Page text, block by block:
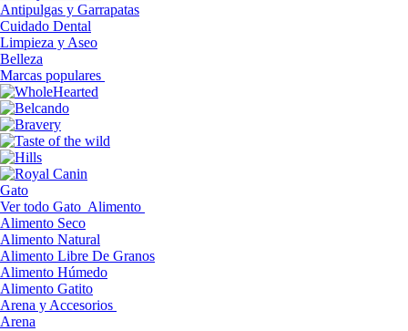
Antipulgas y Garrapatas
Cuidado Dental
Limpieza y Aseo
Belleza
Marcas populares
Gato
Ver todo Gato Alimento
Alimento Seco
Alimento Natural
Alimento Libre De Granos
Alimento Húmedo
Alimento Gatito
Arena y Accesorios
Arena